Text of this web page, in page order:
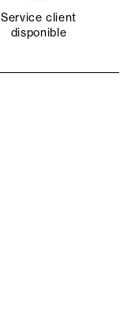
Service client
disponible